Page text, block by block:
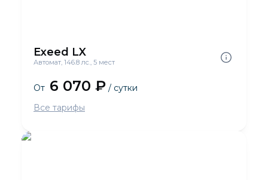
Exeed LX
Автомат, 146.8 лс., 5 мест
От 6 070 ₽ / сутки
Все тарифы